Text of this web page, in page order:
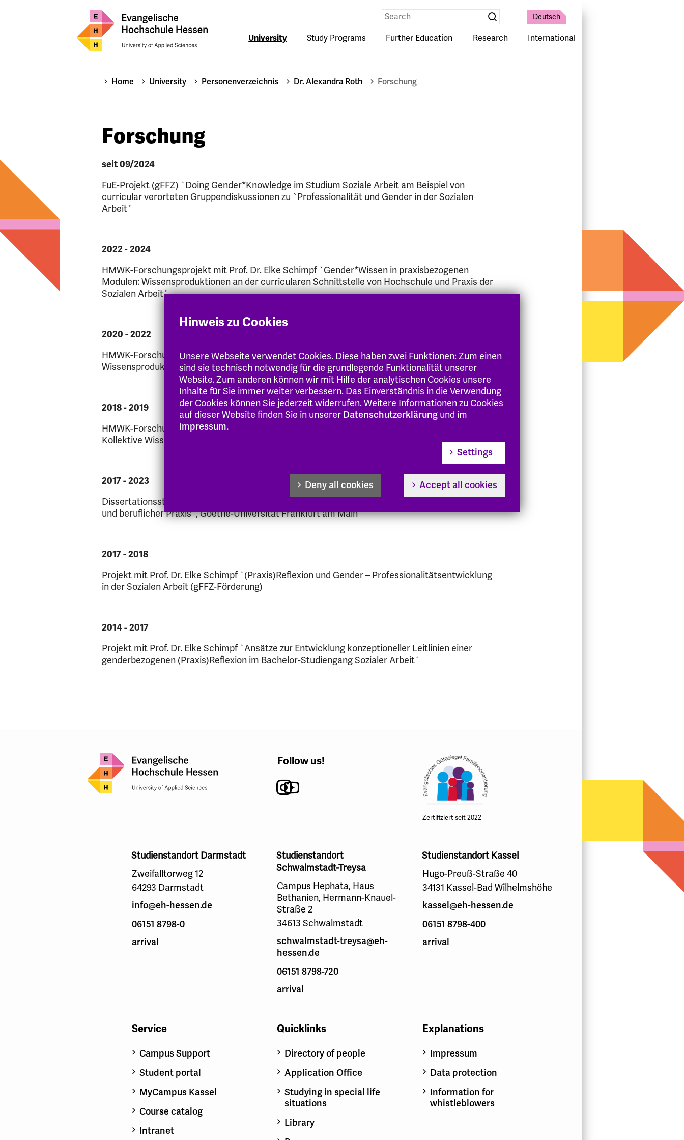
Eingabe
Suche
Suche
Deutsch
University Study Programs Further Education Research International
Home University Personenverzeichnis Dr. Alexandra Roth Forschung
Forschung
seit 09/2024
FuE-Projekt (gFFZ) `Doing Gender*Knowledge im Studium Soziale Arbeit am Beispiel von
curricular verorteten Gruppendiskussionen zu `Professionalität und Gender in der Sozialen
Arbeit´
2022 - 2024
HMWK-Forschungsprojekt mit Prof. Dr. Elke Schimpf `Gender*Wissen in praxisbezogenen
Modulen: Wissensproduktionen an der curricularen Schnittstelle von Hochschule und Praxis der
Sozialen Arbeit´
2020 - 2022
HMWK-Forschungsprojekt mit Prof. Dr. Elke Schimpf `Gender-Macht-Wissen: Kooperative
Wissensproduktion zwischen Hochschule und professioneller Praxis in der Sozialen Arbeit
2018 - 2019
HMWK-Forschungsprojekt mit Prof. Dr. Elke Schimpf `(Praxis)Anleitung und Gender(Wissen):
Kollektive Wissensbestände und Positionierungen im Berufsfeld der Sozialen Arbeit
2017 - 2023
Dissertationsstudie ` Das praktische Studiensemester: Verhandlungen zwischen Hochschule
und beruflicher Praxis´, Goethe-Universität Frankfurt am Main
2017 - 2018
Projekt mit Prof. Dr. Elke Schimpf `(Praxis)Reflexion und Gender – Professionalitätsentwicklung
in der Sozialen Arbeit (gFFZ-Förderung)
2014 - 2017
Projekt mit Prof. Dr. Elke Schimpf `Ansätze zur Entwicklung konzeptioneller Leitlinien einer
genderbezogenen (Praxis)Reflexion im Bachelor-Studiengang Sozialer Arbeit´
Follow us!
Instagram
Youtube
Zertifiziert seit 2022
Studienstandort Darmstadt
Zweifalltorweg 12
64293 Darmstadt
info@eh-hessen.de
06151 8798-0
arrival
Studienstandort
Schwalmstadt-Treysa
Campus Hephata, Haus
Bethanien, Hermann-Knauel-
Straße 2
34613 Schwalmstadt
schwalmstadt-treysa@eh-
hessen.de
06151 8798-720
arrival
Studienstandort Kassel
Hugo-Preuß-Straße 40
34131 Kassel-Bad Wilhelmshöhe
kassel@eh-hessen.de
06151 8798-400
arrival
Service
Campus Support
Student portal
MyCampus Kassel
Course catalog
Intranet
Quicklinks
Directory of people
Application Office
Studying in special life
situations
Library
Explanations
Impressum
Data protection
Information for
whistleblowers
Hinweis zu Cookies
Unsere Webseite verwendet Cookies. Diese haben zwei Funktionen: Zum einen
sind sie technisch notwendig für die grundlegende Funktionalität unserer
Website. Zum anderen können wir mit Hilfe der analytischen Cookies unsere
Inhalte für Sie immer weiter verbessern. Das Einverständnis in die Verwendung
der Cookies können Sie jederzeit widerrufen. Weitere Informationen zu Cookies
auf dieser Website finden Sie in unserer Datenschutzerklärung und im
Impressum.
Settings
Deny all cookies Accept all cookies